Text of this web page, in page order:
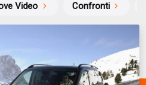
Video Confronti